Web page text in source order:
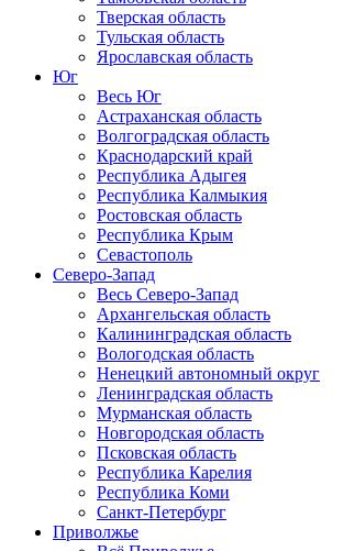
Тверская область
Тульская область
Ярославская область
Юг
Весь Юг
Астраханская область
Волгоградская область
Краснодарский край
Республика Адыгея
Республика Калмыкия
Ростовская область
Республика Крым
Севастополь
Северо-Запад
Весь Северо-Запад
Архангельская область
Калининградская область
Вологодская область
Ненецкий автономный округ
Ленинградская область
Мурманская область
Новгородская область
Псковская область
Республика Карелия
Республика Коми
Санкт-Петербург
Приволжье